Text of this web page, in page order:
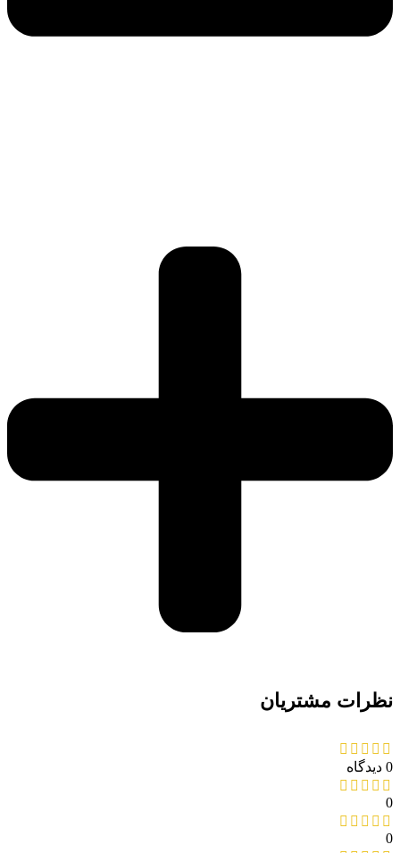
نظرات مشتریان
0 دیدگاه
0
0